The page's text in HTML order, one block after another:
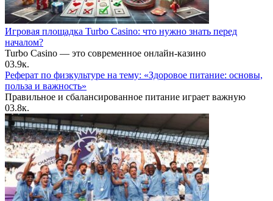
Игровая площадка Turbo Casino: что нужно знать перед
началом?
Turbo Casino — это современное онлайн-казино
03.9к.
Реферат по физкультуре на тему: «Здоровое питание: основы,
польза и важность»
Правильное и сбалансированное питание играет важную
03.8к.